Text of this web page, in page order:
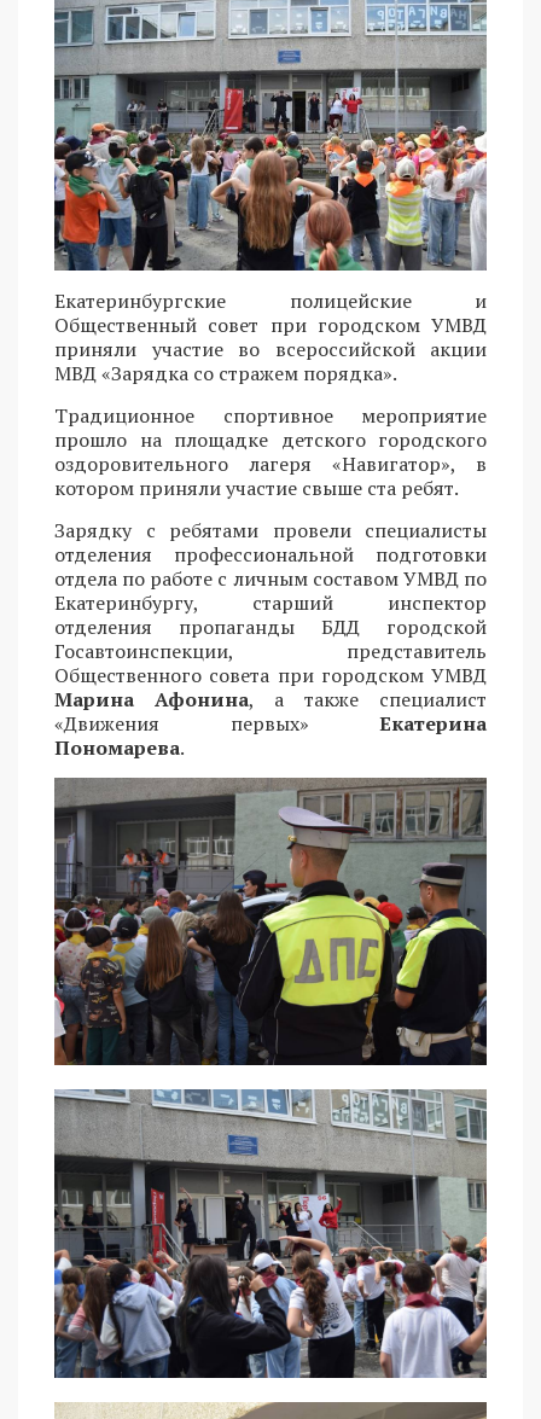
Екатеринбургские полицейские и
Общественный совет при городском УМВД
приняли участие во всероссийской акции
МВД «Зарядка со стражем порядка».
Традиционное спортивное мероприятие
прошло на площадке детского городского
оздоровительного лагеря «Навигатор», в
котором приняли участие свыше ста ребят.
Зарядку с ребятами провели специалисты
отделения профессиональной подготовки
отдела по работе с личным составом УМВД по
Екатеринбургу, старший инспектор
отделения пропаганды БДД городской
Госавтоинспекции, представитель
Общественного совета при городском УМВД
Марина Афонина, а также специалист
«Движения первых» Екатерина
Пономарева.